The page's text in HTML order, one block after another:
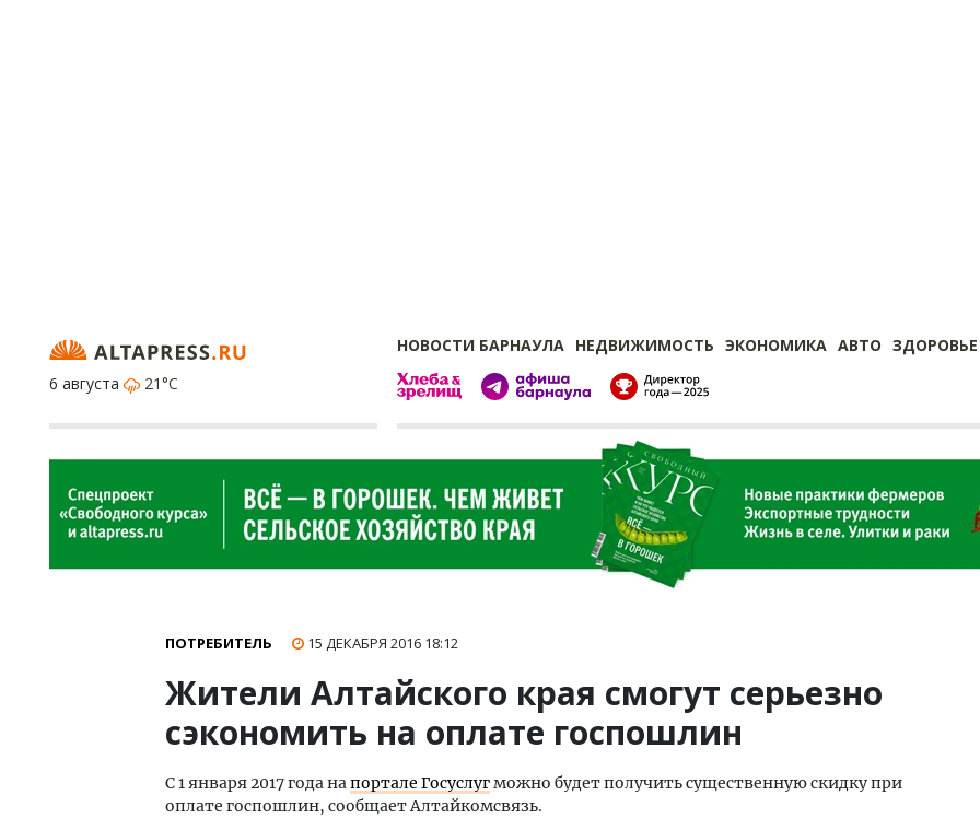
НОВОСТИ БАРНАУЛА НЕДВИЖИМОСТЬ ЭКОНОМИКА АВТО ЗДОРОВЬЕ
6 августа
21°C
ПОТРЕБИТЕЛЬ 15 ДЕКАБРЯ 2016 18:12
Жители Алтайского края смогут серьезно
сэкономить на оплате госпошлин
С 1 января 2017 года напортале Госуслугможно будет получить существенную скидку при
оплате госпошлин, сообщает Алтайкомсвязь.